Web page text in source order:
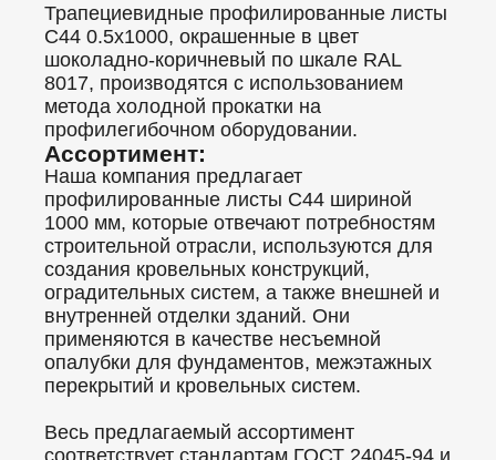
Трапециевидные профилированные листы
C44 0.5x1000, окрашенные в цвет
шоколадно-коричневый по шкале RAL
8017, производятся с использованием
метода холодной прокатки на
профилегибочном оборудовании.
Ассортимент:
Наша компания предлагает
профилированные листы C44 шириной
1000 мм, которые отвечают потребностям
строительной отрасли, используются для
создания кровельных конструкций,
оградительных систем, а также внешней и
внутренней отделки зданий. Они
применяются в качестве несъемной
опалубки для фундаментов, межэтажных
перекрытий и кровельных систем.
Весь предлагаемый ассортимент
соответствует стандартам ГОСТ 24045-94 и